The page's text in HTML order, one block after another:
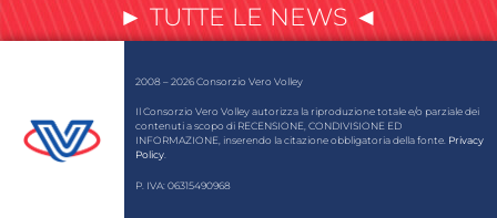
► TUTTE LE NEWS ◄
2008 – 2026 Consorzio Vero Volley
Il Consorzio Vero Volley autorizza la riproduzione totale e/o parziale dei
contenuti a scopo di RECENSIONE, CONDIVISIONE ED
INFORMAZIONE, inserendo la citazione obbligatoria della fonte. Privacy
Policy.
P. IVA: 06315490968